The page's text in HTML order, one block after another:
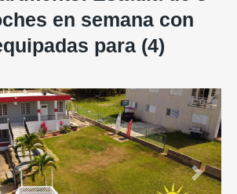
en semana con
para (4)
Next